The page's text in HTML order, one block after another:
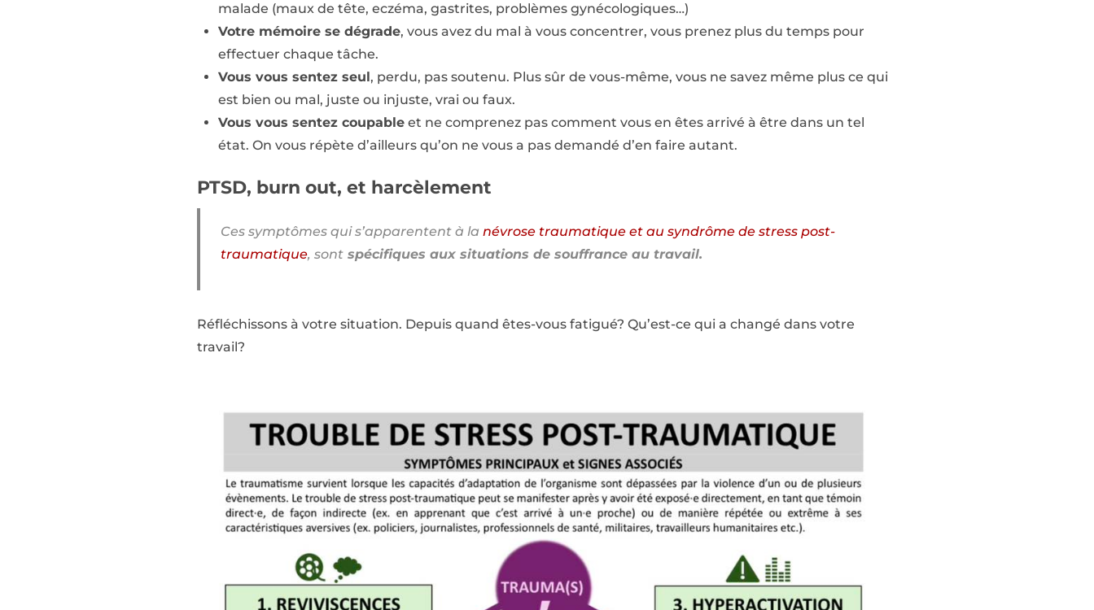
malade (maux de tête, eczéma, gastrites, problèmes gynécologiques…)
Votre mémoire se dégrade, vous avez du mal à vous concentrer, vous prenez plus du temps pour
effectuer chaque tâche.
Vous vous sentez seul, perdu, pas soutenu. Plus sûr de vous-même, vous ne savez même plus ce qui
est bien ou mal, juste ou injuste, vrai ou faux.
Vous vous sentez coupableet ne comprenez pas comment vous en êtes arrivé à être dans un tel
état. On vous répète d’ailleurs qu’on ne vous a pas demandé d’en faire autant.
PTSD, burn out, et harcèlement
Ces symptômes qui s’apparentent à la névrose traumatique et au syndrôme de stress post-
traumatique, sontspécifiques aux situations de souffrance au travail.
Réfléchissons à votre situation. Depuis quand êtes-vous fatigué? Qu’est-ce qui a changé dans votre
travail?